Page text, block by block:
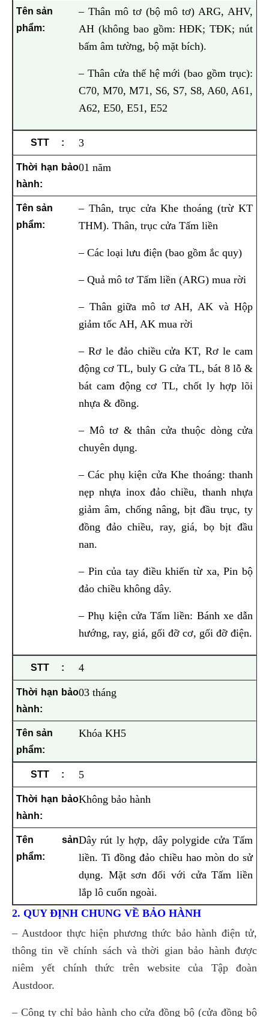
– Thân mô tơ (bộ mô tơ) ARG, AHV,
AH (không bao gồm: HĐK; TĐK; nút
bấm âm tường, bộ mặt bích).
– Thân cửa thế hệ mới (bao gồm trục):
C70, M70, M71, S6, S7, S8, A60, A61,
A62, E50, E51, E52
3
01 năm
– Thân, trục cửa Khe thoáng (trừ KT
THM). Thân, trục cửa Tấm liền
– Các loại lưu điện (bao gồm ắc quy)
– Quả mô tơ Tấm liền (ARG) mua rời
– Thân giữa mô tơ AH, AK và Hộp
giảm tốc AH, AK mua rời
– Rơ le đảo chiều cửa KT, Rơ le cam
động cơ TL, buly G cửa TL, bát 8 lỗ &
bát cam động cơ TL, chốt ly hợp lõi
nhựa & đồng.
– Mô tơ & thân cửa thuộc dòng cửa
chuyên dụng.
– Các phụ kiện cửa Khe thoáng: thanh
nẹp nhựa inox đảo chiều, thanh nhựa
giảm âm, chống nâng, bịt đầu trục, ty
đồng đảo chiều, ray, giá, bọ bịt đầu
nan.
– Pin của tay điều khiến từ xa, Pin bộ
đảo chiều không dây.
– Phụ kiện cửa Tấm liền: Bánh xe dẫn
hướng, ray, giá, gối đỡ cơ, gối đỡ điện.
4
03 tháng
Khóa KH5
5
Không bảo hành
Dây rút ly hợp, dây polygide cửa Tấm
liền. Ti đồng đảo chiều hao mòn do sử
dụng. Mặt sơn đối với cửa Tấm liền
lắp lô cuốn ngoài.
2. QUY ĐỊNH CHUNG VỀ BẢO HÀNH
– Austdoor thực hiện phương thức bảo hành điện tử,
thông tin về chính sách và thời gian bảo hành được
niêm yết chính thức trên website của Tập đoàn
Austdoor.
– Công ty chỉ bảo hành cho cửa đồng bộ (cửa đồng bộ